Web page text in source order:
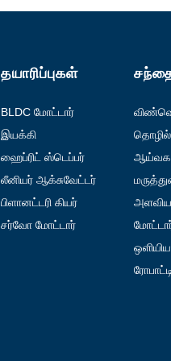
தயாரிப்புகள்
BLDC மோட்டார்
இயக்கி
ஹைப்ரிட் ஸ்டெப்பர்
மோட்டார்
லீனியர் ஆக்சுவேட்டர்
பிளானட்டரி கியர்
மோட்டார்
சர்வோ மோட்டார்
விமான
ஆய்வக